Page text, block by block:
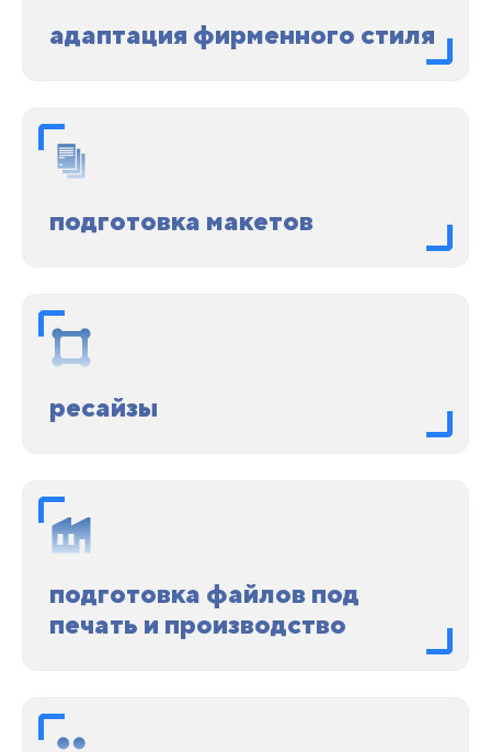
адаптация фирменного стиля
подготовка макетов
ресайзы
подготовка файлов под
печать и производство